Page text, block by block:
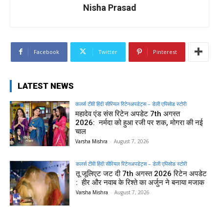
Nisha Prasad
Facebook Twitter Pinterest
LATEST NEWS
कलर्स टीवी हिंदी सीरियल रिटेनअपडेट्स – डेली एपिसोड स्टोरी
महादेव एंड संस रिटेन अपडेट 7th अगस्त
2026: नर्मदा को हुआ रजी पर शक, मोगरा की नई
चाल
Varsha Mishra - August 7, 2026
कलर्स टीवी हिंदी सीरियल रिटेनअपडेट्स – डेली एपिसोड स्टोरी
तू जूलिएट जट दी 7th अगस्त 2026 रिटेन अपडेट
: हीर और नवाब के रिश्ते का अर्जुन ने बनाया मजाक
Varsha Mishra - August 7, 2026